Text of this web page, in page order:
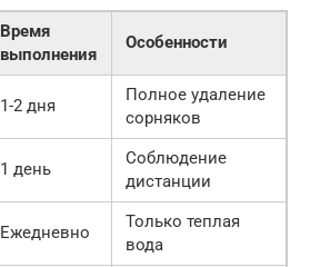
Время
выполнения
Особенности
1-2 дня
Полное удаление
сорняков
1 день
Соблюдение
дистанции
Ежедневно
Только теплая
вода